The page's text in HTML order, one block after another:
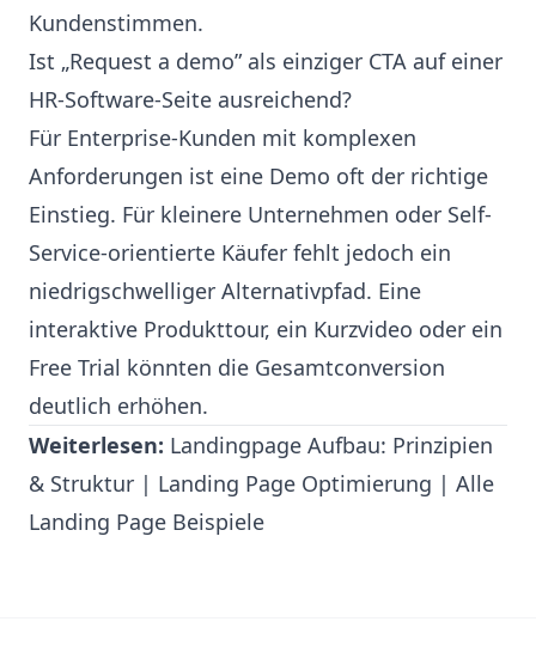
Kundenstimmen.
Ist „Request a demo” als einziger CTA auf einer
HR-Software-Seite ausreichend?
Für Enterprise-Kunden mit komplexen
Anforderungen ist eine Demo oft der richtige
Einstieg. Für kleinere Unternehmen oder Self-
Service-orientierte Käufer fehlt jedoch ein
niedrigschwelliger Alternativpfad. Eine
interaktive Produkttour, ein Kurzvideo oder ein
Free Trial könnten die Gesamtconversion
deutlich erhöhen.
Weiterlesen: Landingpage Aufbau: Prinzipien
& Struktur | Landing Page Optimierung | Alle
Landing Page Beispiele